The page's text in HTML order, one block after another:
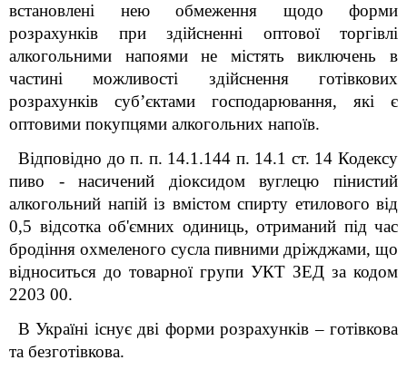
встановлені нею обмеження щодо форми
розрахунків при здійсненні оптової торгівлі
алкогольними напоями не містять виключень в
частині можливості здійснення готівкових
розрахунків суб’єктами господарювання, які є
оптовими покупцями алкогольних напоїв.
Відповідно до п. п. 14.1.144 п. 14.1 ст. 14 Кодексу
пиво - насичений діоксидом вуглецю пінистий
алкогольний напій із вмістом спирту етилового від
0,5 відсотка об'ємних одиниць, отриманий під час
бродіння охмеленого сусла пивними дріжджами, що
відноситься до товарної групи УКТ ЗЕД за кодом
2203 00.
В Україні існує дві форми розрахунків – готівкова
та безготівкова.